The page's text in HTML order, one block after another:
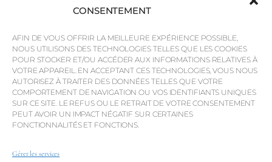
CONSENTEMENT
AFIN DE VOUS OFFRIR LA MEILLEURE EXPÉRIENCE POSSIBLE,
NOUS UTILISONS DES TECHNOLOGIES TELLES QUE LES COOKIES
POUR STOCKER ET/OU ACCÉDER AUX INFORMATIONS RELATIVES À
VOTRE APPAREIL. EN ACCEPTANT CES TECHNOLOGIES, VOUS NOUS
AUTORISEZ À TRAITER DES DONNÉES TELLES QUE VOTRE
COMPORTEMENT DE NAVIGATION OU VOS IDENTIFIANTS UNIQUES
SUR CE SITE. LE REFUS OU LE RETRAIT DE VOTRE CONSENTEMENT
PEUT AVOIR UN IMPACT NÉGATIF SUR CERTAINES
FONCTIONNALITÉS ET FONCTIONS.
Gérer les services
Pourquoi QP Savills ?
Actualités et événements
Cartes de la région
Communauté
Carrières